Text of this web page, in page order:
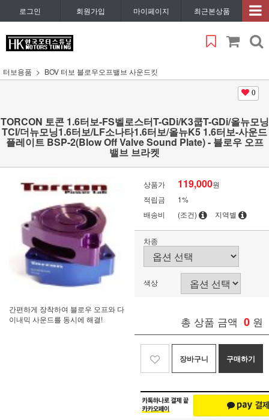
로그인 회원가입 마이페이지 최근본상품
터보용품 BOV 터보 블로우오프밸브 사운드킷
0
TORCON 토콘 1.6터보-FS벨로스터T-GDi/K3쿱T-GDi/올뉴모닝
TCI/더뉴모닝1.6터보/LF소나타1.6터보/올뉴K5 1.6터보-사운드
플레이트 BSP-2(Blow Off Valve Sound Plate) - 블로우 오프
밸브 브라켓
간편하게 장착하여 블로우 오프와 다
이내믹 사운드를 동시에 해결!
상품가 119,000원
적립금
1%
배송비
(조건) 지역별
차종
색상
총 상품 금액 0 원
장바구니 구매하기